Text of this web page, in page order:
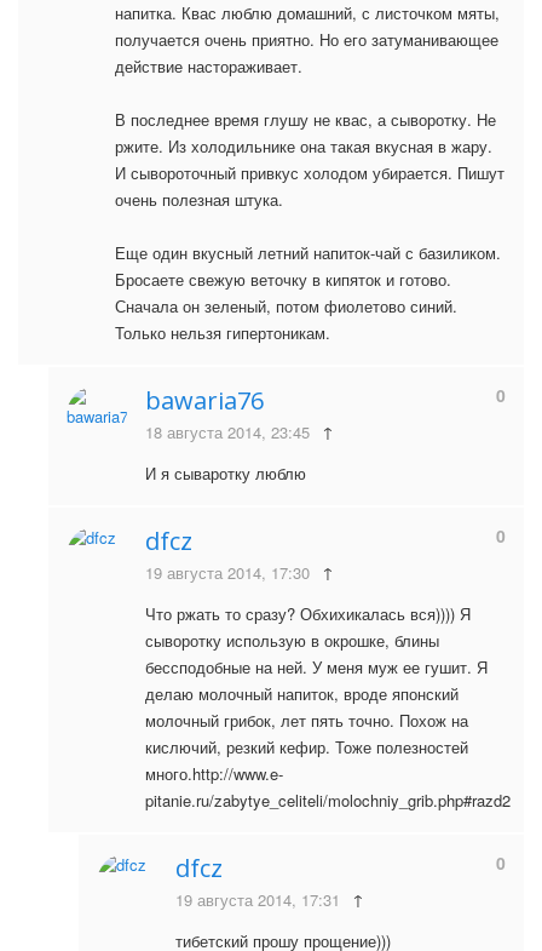
напитка. Квас люблю домашний, с листочком мяты,
получается очень приятно. Но его затуманивающее
действие настораживает.
В последнее время глушу не квас, а сыворотку. Не
ржите. Из холодильнике она такая вкусная в жару.
И сывороточный привкус холодом убирается. Пишут
очень полезная штука.
Еще один вкусный летний напиток-чай с базиликом.
Бросаете свежую веточку в кипяток и готово.
Сначала он зеленый, потом фиолетово синий.
Только нельзя гипертоникам.
bawaria76
18 августа 2014, 23:45 ↑
0
И я сываротку люблю
dfcz
19 августа 2014, 17:30 ↑
0
Что ржать то сразу? Обхихикалась вся)))) Я
сыворотку использую в окрошке, блины
бессподобные на ней. У меня муж ее гушит. Я
делаю молочный напиток, вроде японский
молочный грибок, лет пять точно. Похож на
кислючий, резкий кефир. Тоже полезностей
много.http://www.e-
pitanie.ru/zabytye_celiteli/molochniy_grib.php#razd2
dfcz
19 августа 2014, 17:31 ↑
0
тибетский прошу прощение)))